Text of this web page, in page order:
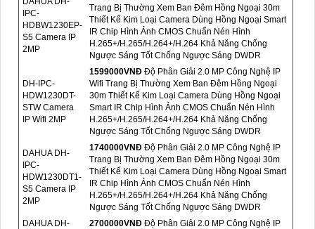
IPC-
HDBW1230EP-
S5 Camera IP
2MP
Trang Bị Thường Xem Ban Đêm Hồng Ngoại 30m
Thiết Kế Kim Loại Camera Dùng Hồng Ngoại Smart
IR Chip Hình Ảnh CMOS Chuẩn Nén Hình
H.265+/H.265/H.264+/H.264 Khả Năng Chống
Ngược Sáng Tốt Chống Ngược Sáng DWDR
DH-IPC-
HDW1230DT-
STW Camera
IP Wifi 2MP
1599000VNÐ Độ Phân Giải 2.0 MP Công Nghệ IP
Wifi Trang Bị Thường Xem Ban Đêm Hồng Ngoại
30m Thiết Kế Kim Loại Camera Dùng Hồng Ngoại
Smart IR Chip Hình Ảnh CMOS Chuẩn Nén Hình
H.265+/H.265/H.264+/H.264 Khả Năng Chống
Ngược Sáng Tốt Chống Ngược Sáng DWDR
DAHUA DH-
IPC-
HDW1230DT1-
S5 Camera IP
2MP
1740000VNÐ Độ Phân Giải 2.0 MP Công Nghệ IP
Trang Bị Thường Xem Ban Đêm Hồng Ngoại 30m
Thiết Kế Kim Loại Camera Dùng Hồng Ngoại Smart
IR Chip Hình Ảnh CMOS Chuẩn Nén Hình
H.265+/H.265/H.264+/H.264 Khả Năng Chống
Ngược Sáng Tốt Chống Ngược Sáng DWDR
DAHUA DH-
2700000VNÐ Độ Phân Giải 2.0 MP Công Nghệ IP